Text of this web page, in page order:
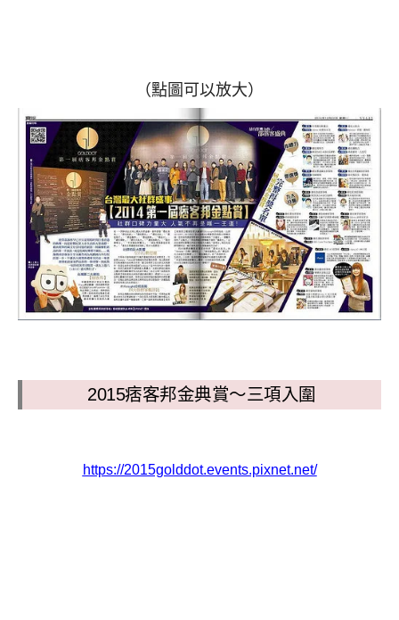
（點圖可以放大）
2015痞客邦金典賞～三項入圍
https://2015golddot.events.pixnet.net/